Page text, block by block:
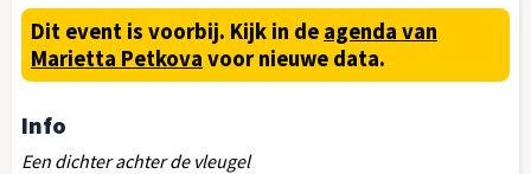
Dit event is voorbij. Kijk in de agenda van
Marietta Petkova voor nieuwe data.
Info
Een dichter achter de vleugel